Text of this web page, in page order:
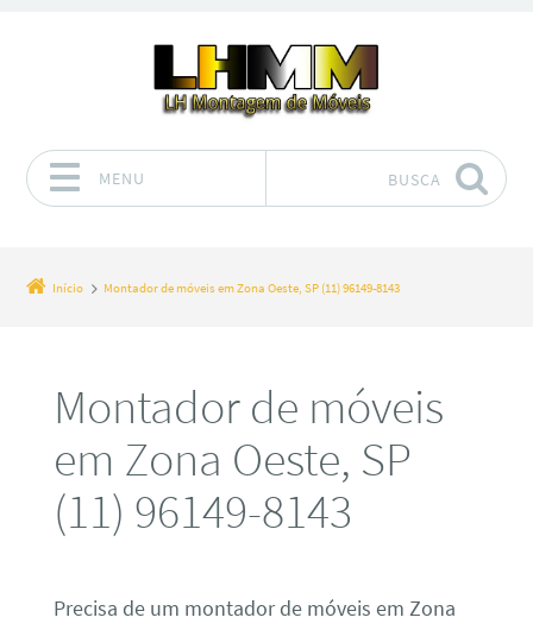
MENU BUSCA
Início Montador de móveis em Zona Oeste, SP (11) 96149-8143
Montador de móveis
em Zona Oeste, SP
(11) 96149-8143
Precisa de um montador de móveis em Zona